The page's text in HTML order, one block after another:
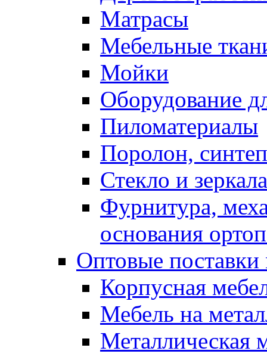
Матрасы
Мебельные
Мойки
Оборудование
Пиломатериалы
Поролон,
Стекло и зеркала
Фурнитура,
основания
Оптовые поставки
Корпусная
Мебель на
Металлическая